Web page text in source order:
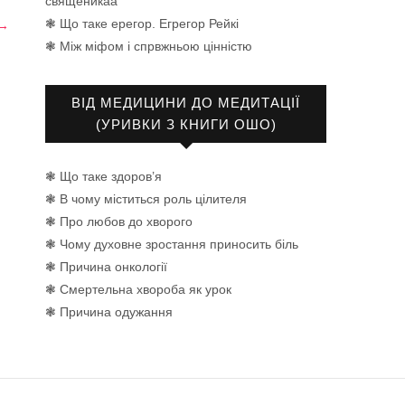
❃ Що таке ерегор. Егрегор Рейкі
❃ Між міфом і спрвжньою цінністю
ВІД МЕДИЦИНИ ДО МЕДИТАЦІЇ
(УРИВКИ З КНИГИ ОШО)
❃ Що таке здоров’я
❃ В чому міститься роль цілителя
❃ Про любов до хворого
❃ Чому духовне зростання приносить біль
❃ Причина онкології
❃ Смертельна хвороба як урок
❃ Причина одужання